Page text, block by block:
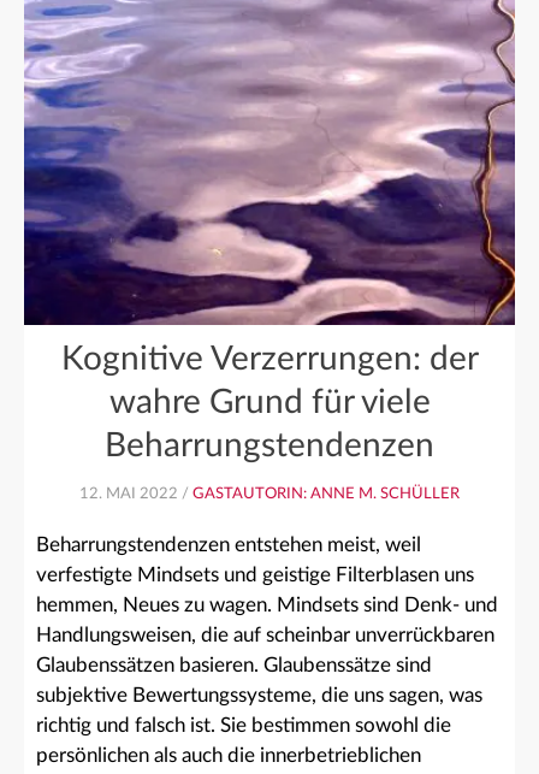
Kognitive Verzerrungen: der
wahre Grund für viele
Beharrungstendenzen
12. MAI 2022 / GASTAUTORIN: ANNE M. SCHÜLLER
Beharrungstendenzen entstehen meist, weil
verfestigte Mindsets und geistige Filterblasen uns
hemmen, Neues zu wagen. Mindsets sind Denk- und
Handlungsweisen, die auf scheinbar unverrückbaren
Glaubenssätzen basieren. Glaubenssätze sind
subjektive Bewertungssysteme, die uns sagen, was
richtig und falsch ist. Sie bestimmen sowohl die
persönlichen als auch die innerbetrieblichen